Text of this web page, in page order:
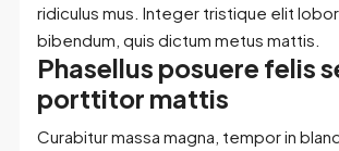
ridiculus mus. Integer tristique elit
bibendum, quis dictum metus mattis.
Phasellus posuere felis
porttitor mattis
Curabitur massa magna, tempor in